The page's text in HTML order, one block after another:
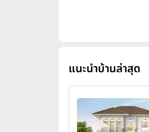
บ้านเดี่
สุวรรณภู
เนื้อที่บ้าน
ความคืบหน้
ล้อมรอ
แนะนำบ้านล่าสุด